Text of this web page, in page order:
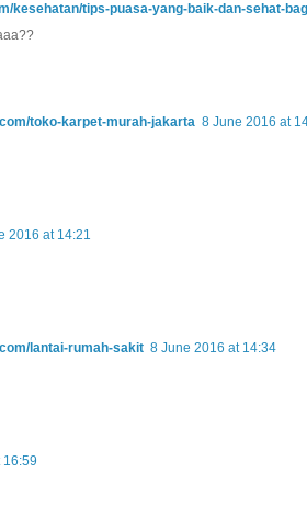
kesehatan/tips-puasa-yang-baik-dan-sehat-
toko-karpet-murah-jakarta 8 June 2016 at
2016 at 14:21
lantai-rumah-sakit 8 June 2016 at 14:34
16:59